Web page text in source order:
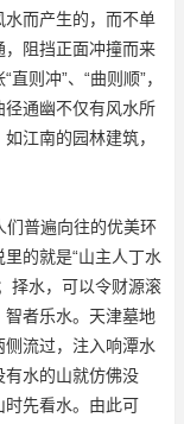
而产生的，而不单
阻挡正面冲撞而来
则冲”、“曲则顺”，
通幽不仅有风水所
江南的园林建筑，
们普遍向往的优美环
的就是“山主人丁水
择水，可以令财源滚
者乐水。天津墓地
流过，注入响潭水
有水的山就仿佛没
时先看水。由此可